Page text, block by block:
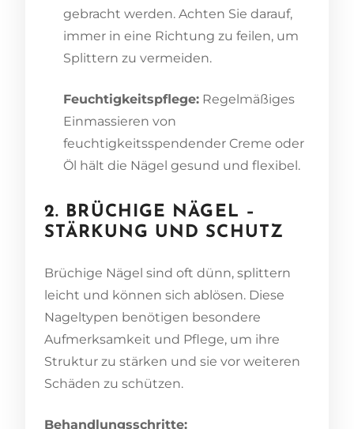
gebracht werden. Achten Sie darauf,
immer in eine Richtung zu feilen, um
Splittern zu vermeiden.
Feuchtigkeitspflege: Regelmäßiges
Einmassieren von
feuchtigkeitsspendender Creme oder
Öl hält die Nägel gesund und flexibel.
2. BRÜCHIGE NÄGEL –
STÄRKUNG UND SCHUTZ
Brüchige Nägel sind oft dünn, splittern
leicht und können sich ablösen. Diese
Nageltypen benötigen besondere
Aufmerksamkeit und Pflege, um ihre
Struktur zu stärken und sie vor weiteren
Schäden zu schützen.
Behandlungsschritte: